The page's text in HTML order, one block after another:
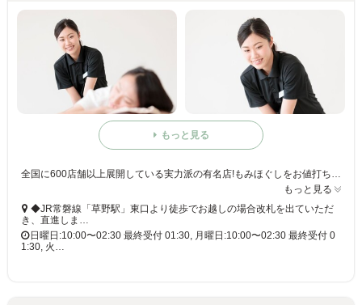
もっと見る
全国に600店舗以上展開している実力派の有名店!もみほぐしをお値打ち価格で☆60分3,980円(りらくるアプリ会員価格3,600円)
もっと見る
◆JR常磐線「草野駅」東口より徒歩でお越しの場合改札を出ていただ
き、直進しま…
日曜日:10:00〜02:30 最終受付 01:30, 月曜日:10:00〜02:30 最終受付 0
1:30, 火…